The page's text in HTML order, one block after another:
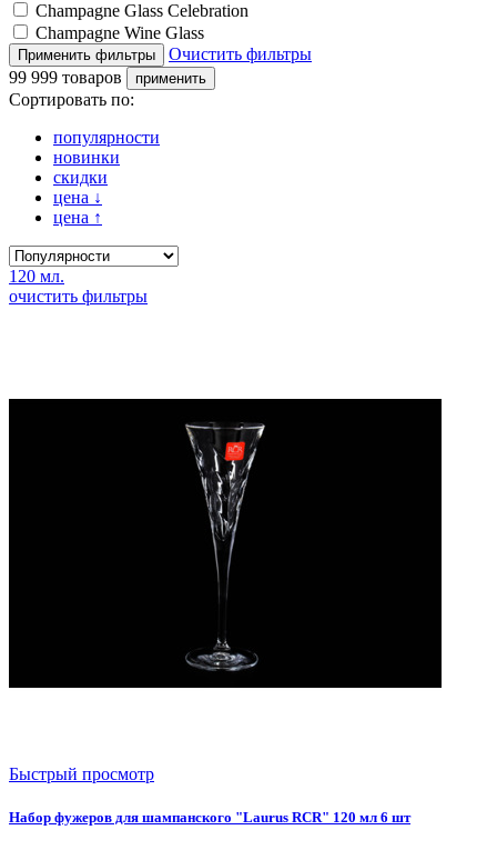
Champagne Glass Celebration
Champagne Wine Glass
Очистить фильтры
99 999 товаров
Сортировать по:
популярности
новинки
скидки
цена ↓
цена ↑
120 мл.
очистить фильтры
Быстрый просмотр
Набор фужеров для шампанского "Laurus RCR" 120 мл 6 шт